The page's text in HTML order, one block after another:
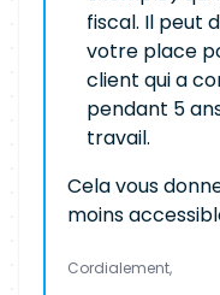
fiscal. Il peut
votre place
client qui a
pendant 5
travail.
Cela vous
moins
Cordialement,